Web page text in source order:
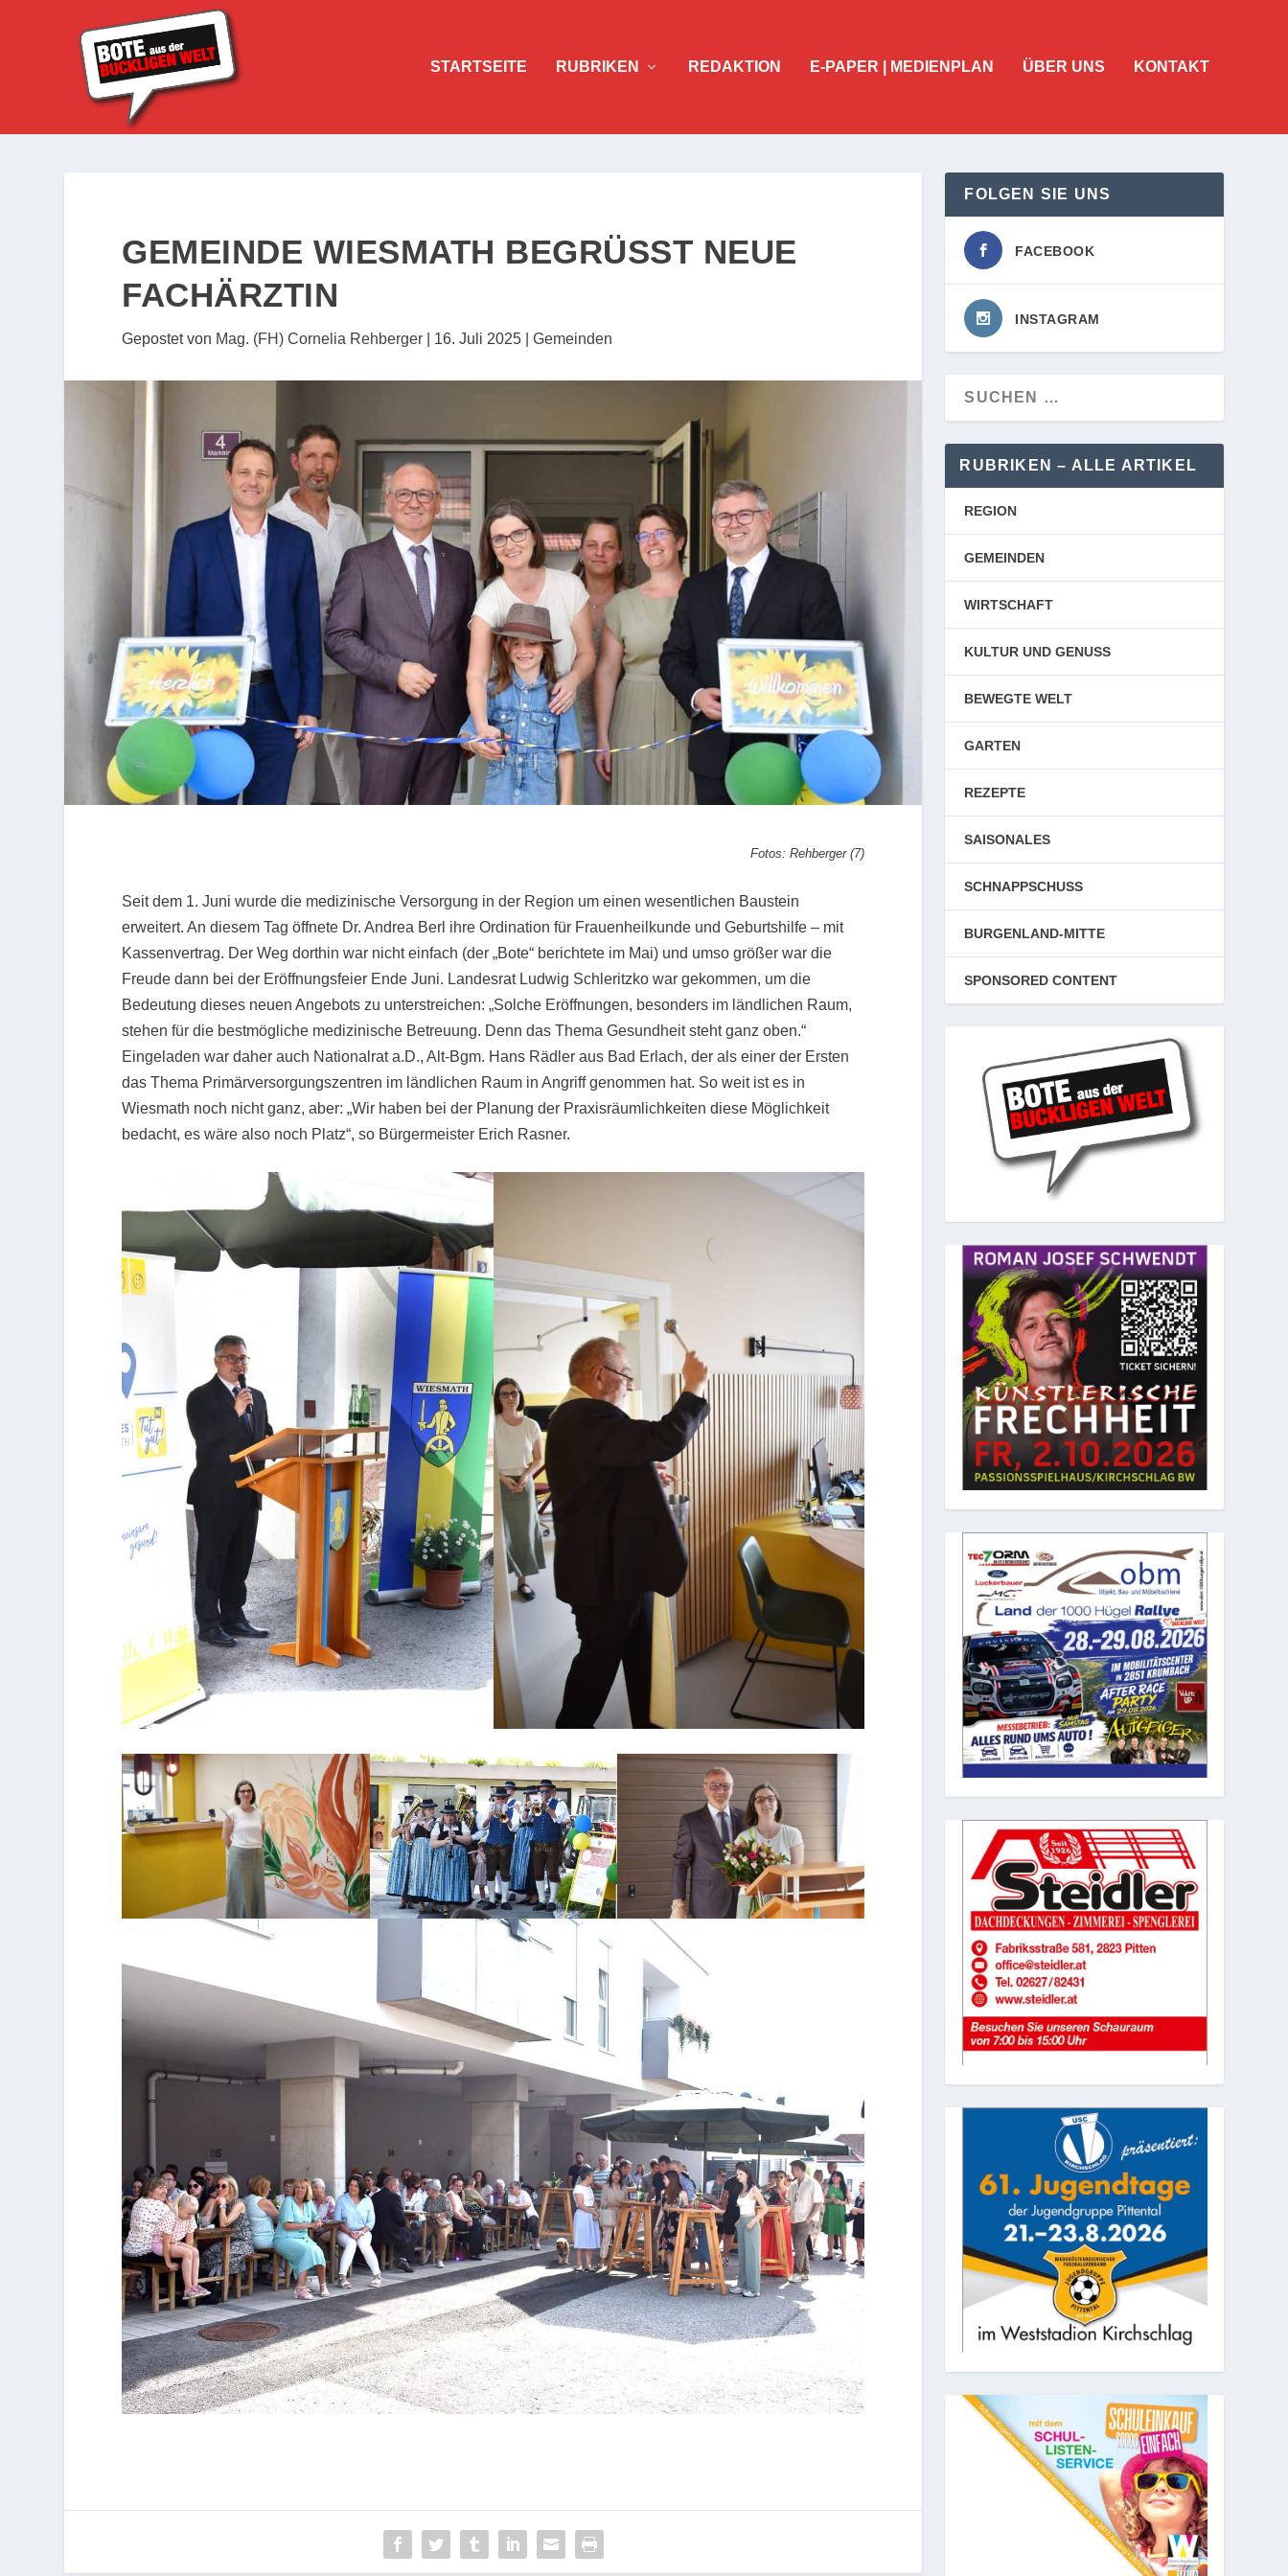
STARTSEITE RUBRIKEN REDAKTION E-PAPER | MEDIENPLAN ÜBER UNS KONTAKT
GEMEINDE WIESMATH BEGRÜSST NEUE F
ACHÄRZTIN
Gepostet von Mag. (FH) Cornelia Rehberger 16. Juli 2025 |Gemeinden
Fotos: Rehberger (7)
Seit dem 1. Juni wurde die medizinische Versorgung in der Region um einen wesentlichen Baustein
erweitert. An diesem Tag öffnete Dr. Andrea Berl ihre Ordination für Frauenheilkunde und Geburtshilfe – mit
Kassenvertrag. Der Weg dorthin war nicht einfach (der „Bote“ berichtete im Mai) und umso größer war die
Freude dann bei der Eröffnungsfeier Ende Juni. Landesrat Ludwig Schleritzko war gekommen, um die
Bedeutung dieses neuen Angebots zu unterstreichen: „Solche Eröffnungen, besonders im ländlichen Raum,
stehen für die bestmögliche medizinische Betreuung. Denn das Thema Gesundheit steht ganz oben.“
Eingeladen war daher auch Nationalrat a.D., Alt-Bgm. Hans Rädler aus Bad Erlach, der als einer der Ersten
das Thema Primärversorgungszentren im ländlichen Raum in Angriff genommen hat. So weit ist es in
Wiesmath noch nicht ganz, aber: „Wir haben bei der Planung der Praxisräumlichkeiten diese Möglichkeit
bedacht, es wäre also noch Platz“, so Bürgermeister Erich Rasner.
FOLGEN SIE UNS
FACEBOOK
INSTAGRAM
RUBRIKEN – ALLE ARTIKEL
REGION
GEMEINDEN
WIRTSCHAFT
KULTUR UND GENUSS
BEWEGTE WELT
GARTEN
REZEPTE
SAISONALES
SCHNAPPSCHUSS
BURGENLAND-MITTE
SPONSORED CONTENT